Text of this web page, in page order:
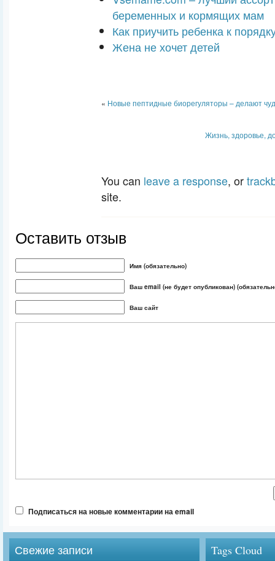
беременных и кормящих мам
Как приучить ребенка к
Жена не хочет детей
« Новые пептидные биорегуляторы – делают
Жизнь, здоровье,
You can leave a response, or
site.
Оставить отзыв
Имя (обязательно)
Ваш email (не будет опубликован)
Ваш сайт
Подписаться на новые комментарии на email
Свежие записи Tags Cloud